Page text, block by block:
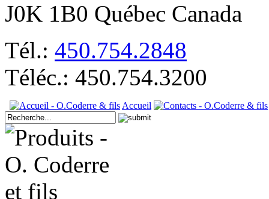
J0K 1B0 Québec Canada
Tél.: 450.754.2848
Téléc.: 450.754.3200
Accueil